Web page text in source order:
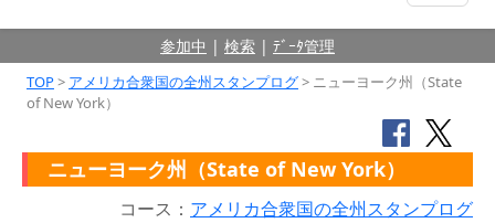
参加中 | 検索 | ﾃﾞｰﾀ管理
TOP> アメリカ合衆国の全州スタンプログ> ニューヨーク州（State
of New York）
ニューヨーク州（State of New York）
コース： アメリカ合衆国の全州スタンプログ